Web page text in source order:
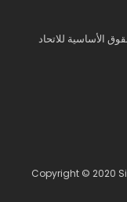
الأساسية للاتحاد
Copyright © 2020